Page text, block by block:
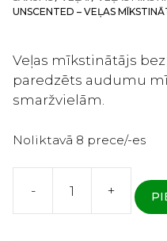
UNSCENTED – VEĻAS
Veļas mīkstinātājs
paredzēts audumu
smaržvielām.
Noliktavā 8 prece/-es
-
Kao
+